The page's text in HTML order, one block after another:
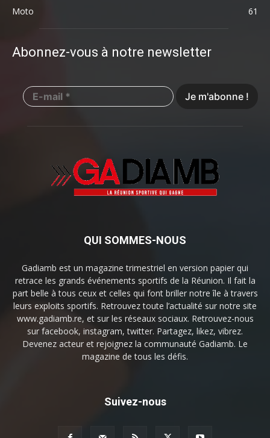
Moto
61
Abonnez-vous à notre newsletter
QUI SOMMES-NOUS
Gadiamb est un magazine trimestriel en version papier qui
retrace les grands événements sportifs de la Réunion. Il fait la
part belle à tous ceux et celles qui font briller notre île à travers
leurs exploits sportifs. Retrouvez toute l’actualité sur notre site
www.gadiamb.re, et sur les réseaux sociaux. Retrouvez-nous
sur facebook, instagram, twitter. Partagez, likez, vibrez.
Devenez acteur et rejoignez la communauté Gadiamb. Le
magazine de tous les défis.
Suivez-nous